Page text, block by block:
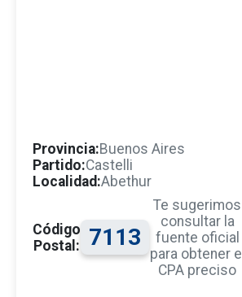
Provincia:Buenos Aires
Partido:Castelli
Localidad:Abethur
Código
Postal:
7113
Te sugerimos
consultar la
fuente oficial
para obtener el
CPA preciso